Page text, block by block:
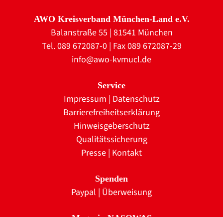
AWO Kreisverband München-Land e.V.
Balanstraße 55 | 81541 München
Tel. 089 672087-0 | Fax 089 672087-29
info@awo-kvmucl.de
Service
Impressum | Datenschutz
Barrierefreiheitserklärung
Hinweisgeberschutz
Qualitätssicherung
Presse | Kontakt
Spenden
Paypal | Überweisung